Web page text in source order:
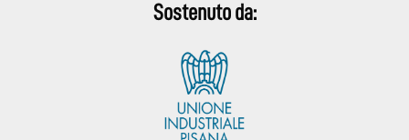
Sostenuto da: